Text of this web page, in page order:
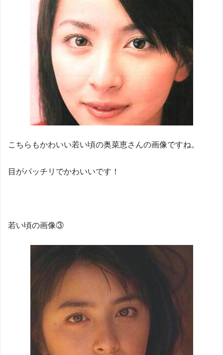
こちらもかわいい若い頃の奥菜恵さんの画像ですね。
目がパッチリでかわいいです！
若い頃の画像③